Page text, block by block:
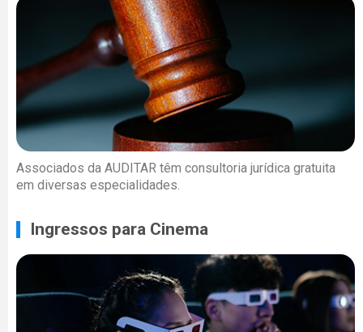
Associados da AUDITAR têm consultoria jurídica gratuita
em diversas especialidades.
Ingressos para Cinema